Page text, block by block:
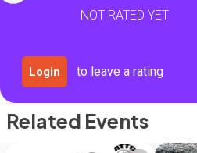
NOT RATED YET
Login to leave a rating
Related Events